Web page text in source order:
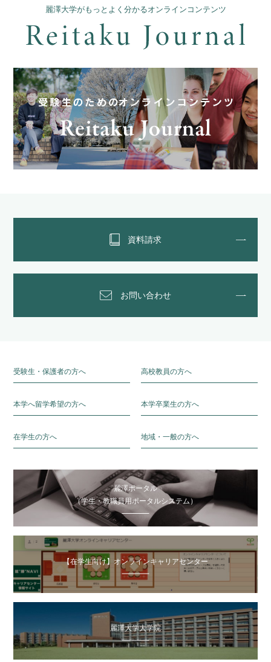
麗澤大学がもっとよく分かるオンラインコンテンツ
資料請求
お問い合わせ
受験生・保護者の方へ 高校教員の方へ
本学へ留学希望の方へ 本学卒業生の方へ
在学生の方へ 地域・一般の方へ
麗澤ポータル
（学生・教職員用ポータルシステム）
【在学生向け】オンラインキャリアセンター
麗澤大学大学院